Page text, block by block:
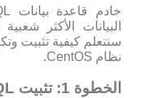
البيانات الأكثر
نظام CentOS.
الخطوة 1: تثبيت PostgreSQL